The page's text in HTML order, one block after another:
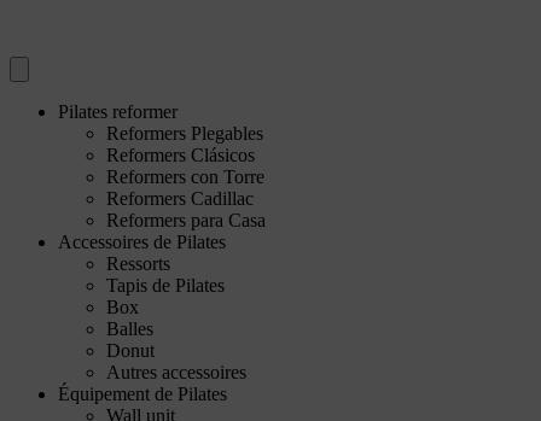
Pilates reformer
Reformers Plegables
Reformers Clásicos
Reformers con Torre
Reformers Cadillac
Reformers para Casa
Accessoires de Pilates
Ressorts
Tapis de Pilates
Box
Balles
Donut
Autres accessoires
Équipement de Pilates
Wall unit